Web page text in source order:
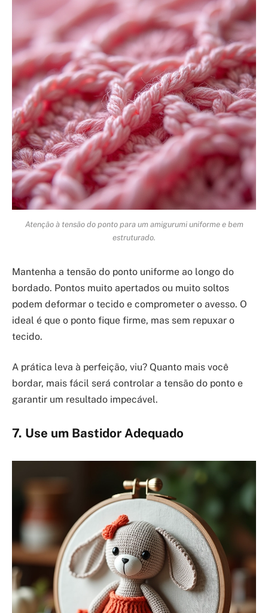
Atenção à tensão do ponto para um amigurumi uniforme e bem
estruturado.
Mantenha a tensão do ponto uniforme ao longo do
bordado. Pontos muito apertados ou muito soltos
podem deformar o tecido e comprometer o avesso. O
ideal é que o ponto fique firme, mas sem repuxar o
tecido.
A prática leva à perfeição, viu? Quanto mais você
bordar, mais fácil será controlar a tensão do ponto e
garantir um resultado impecável.
7. Use um Bastidor Adequado